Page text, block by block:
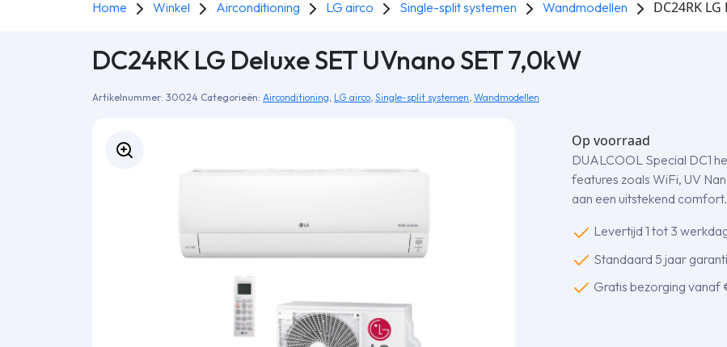
Home Winkel Airconditioning LG airco Single-split systemen Wandmodellen DC24RK
DC24RK LG Deluxe SET UVnano SET 7,0kW
Artikelnummer: 30024 Categorieën: Airconditioning, LG airco, Single-split systemen, Wandmodellen
Op voorraad
DUALCOOL Special DC1
features zoals WiFi, UV
aan een uitstekend comfort.
Levertijd 1 tot 3
Standaard 5 jaar
Gratis bezorging vanaf